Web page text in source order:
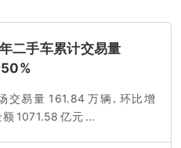
二手车累计交易量
交易量 161.84 万辆，环比增
额 1071.58 亿元 ...